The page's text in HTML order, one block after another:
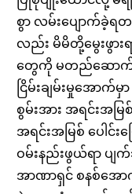
စွာ လမ်းပျောက်ခဲ့ရ
လည်း မိမိတို့မွေးဖွား
တွေကို မတည်ဆောက်
ငြိမ်းချမ်းမှုအောက်
စွမ်းအား အရင်းအ
အရင်းအမြစ် ပေါင်း
ဝမ်းနည်းဖွယ်ရာ ပျ
အာဏာရှင် စနစ်အေ